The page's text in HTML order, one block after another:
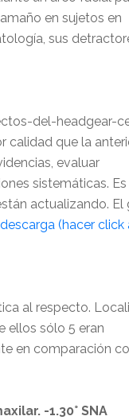
en sujetos en
sus
del-headgear-
calidad que la
evaluar
sistemáticas. Es
actualizando. El
(hacer click
al respecto.
ellos sólo 5 eran
en comparación
-1.30° SNA